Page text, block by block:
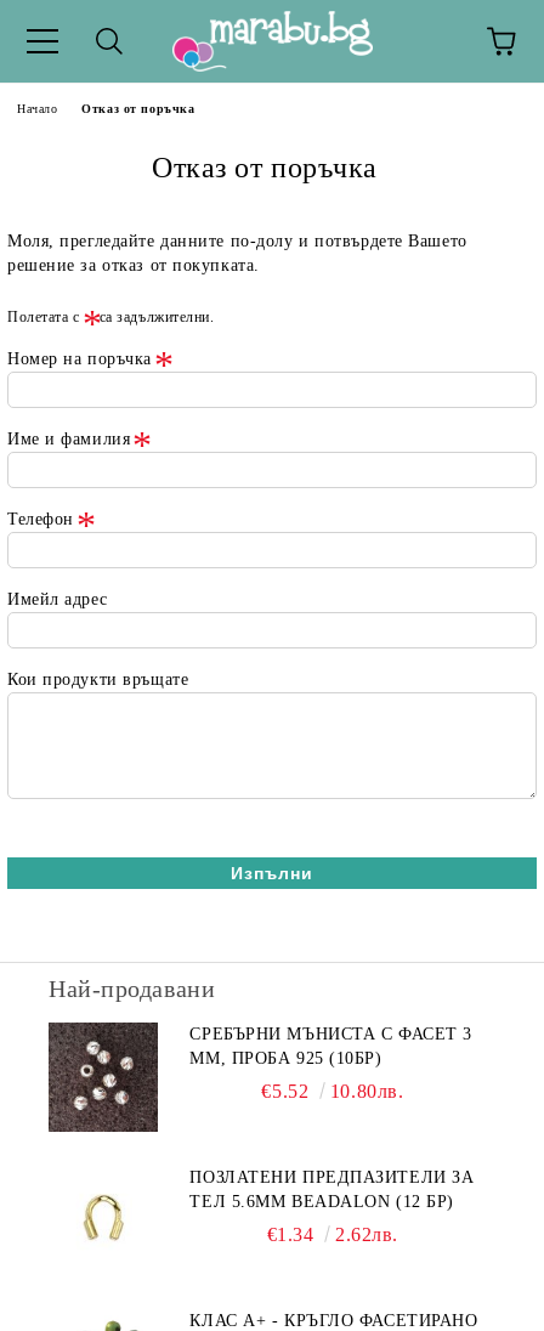
Начало Отказ от поръчка
Отказ от поръчка
Моля, прегледайте данните по-долу и потвърдете Вашето
решение за отказ от покупката.
Полетата с са задължителни.
Номер на поръчка
Име и фамилия
Телефон
Имейл адрес
Кои продукти връщате
Най-продавани
СРЕБЪРНИ МЪНИСТА С ФАСЕТ 3
ММ, ПРОБА 925 (10БР)
€5.52 10.80лв.
ПОЗЛАТЕНИ ПРЕДПАЗИТЕЛИ ЗА
ТЕЛ 5.6ММ BEADALON (12 БР)
€1.34 2.62лв.
КЛАС А+ - КРЪГЛО ФАСЕТИРАНО